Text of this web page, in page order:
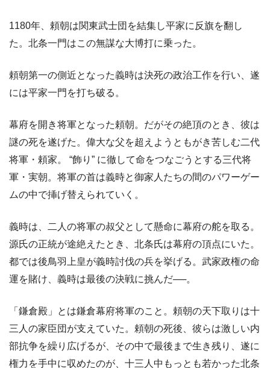
1180年、頼朝は関東武士団を結集し平家に反旗を翻し
た。北条一門はこの無謀な大博打に乗った。
頼朝第一の側近となった義時は決死の政治工作を行い、遂
には平家一門を打ち破る。
幕府を開き将軍となった頼朝。だがその絶頂のとき、彼は
謎の死を遂げた。偉大な父を超えようともがき苦しむ二代
将軍・頼家。 “飾り” に徹して命をつなごうとする三代将
軍・実朝。将軍の首は義時と御家人たちの間のパワーゲー
ムの中で挿げ替えられていく。
義時は、二人の将軍の叔父として懸命に幕府の舵を取る。
源氏の正統が途絶えたとき、北条氏は幕府の頂点にいた。
都では後鳥羽上皇が義時討伐の兵を挙げる。武家政権の命
運を賭け、義時は最後の決戦に挑んだ──。
「鎌倉殿」とは鎌倉幕府将軍のこと。頼朝の天下取りは十
三人の家臣団が支えていた。頼朝の死後、彼らは激しい内
部抗争を繰り広げるが、その中で最後まで生き残り、遂に
権力を手中に収めたのが、十三人中もっとも若かった北条